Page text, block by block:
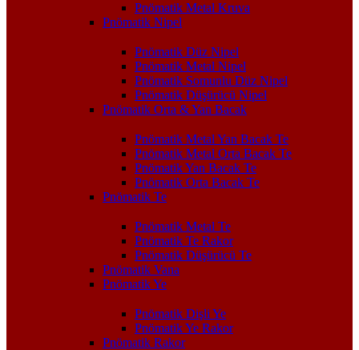
Pnömatik Metal Kruva
Pnömatik Nipel
Pnömatik Düz Nipel
Pnömatik Metal Nipel
Pnömatik Somunlu Düz Nipel
Pnömatik Düşürücü Nipel
Pnömatik Orta & Yan Bacak
Pnömatik Metal Yan Bacak Te
Pnömatik Metal Orta Bacak Te
Pnömatik Yan Bacak Te
Pnömatik Orta Bacak Te
Pnömatik Te
Pnömatik Metal Te
Pnömatik Te Rakor
Pnömatik Düşürücü Te
Pnömatik Vana
Pnömatik Ye
Pnömatik Dişli Ye
Pnömatik Ye Rakor
Pnömatik Rakor